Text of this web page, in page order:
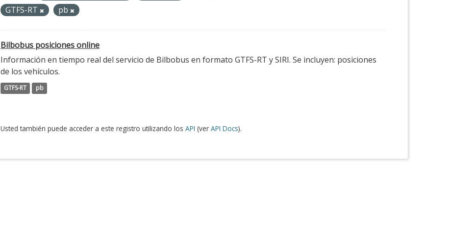
GTFS-RT
pb
Bilbobus posiciones online
Información en tiempo real del servicio de Bilbobus en formato GTFS-RT y SIRI. Se incluyen: posiciones
de los vehículos.
GTFS-RT pb
Usted también puede acceder a este registro utilizando los API (ver API Docs).